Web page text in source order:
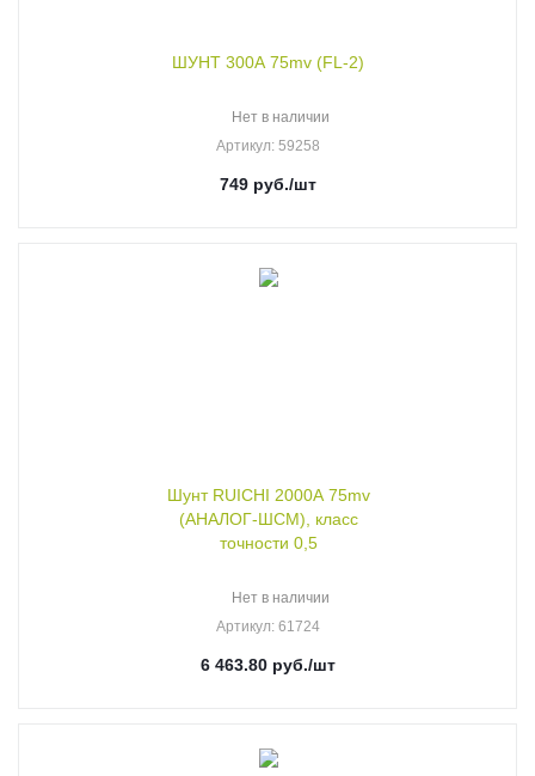
ШУНТ 300А 75mv (FL-2)
Нет в наличии
Артикул: 59258
749 руб./шт
Шунт RUICHI 2000А 75mv
(АНАЛОГ-ШСМ), класс
точности 0,5
Нет в наличии
Артикул: 61724
6 463.80 руб./шт